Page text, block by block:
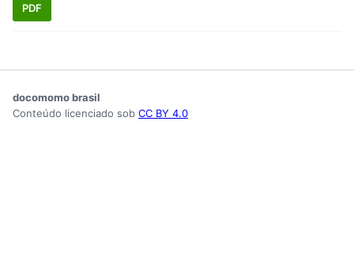
PDF
docomomo brasil
Conteúdo licenciado sob CC BY 4.0